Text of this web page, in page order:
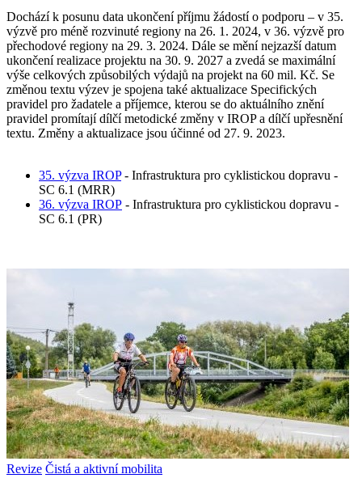
Dochází k posunu data ukončení příjmu žádostí o podporu – v 35.
výzvě pro méně rozvinuté regiony na 26. 1. 2024, v 36. výzvě pro
přechodové regiony na 29. 3. 2024. Dále se mění nejzazší datum
ukončení realizace projektu na 30. 9. 2027 a zvedá se maximální
výše celkových způsobilých výdajů na projekt na 60 mil. Kč. Se
změnou textu výzev je spojena také aktualizace Specifických
pravidel pro žadatele a příjemce, kterou se do aktuálního znění
pravidel promítají dílčí metodické změny v IROP a dílčí upřesnění
textu. Změny a aktualizace jsou účinné od 27. 9. 2023.
35. výzva IROP- Infrastruktura pro cyklistickou dopravu -
SC 6.1 (MRR)
36. výzva IROP - Infrastruktura pro cyklistickou dopravu -
SC 6.1 (PR)
Revize Čistá a aktivní mobilita